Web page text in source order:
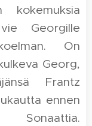
kokemuksia
Georgille
On
Georg,
Frantz
ennen
Sonaattia.